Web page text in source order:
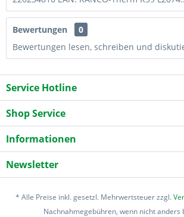
Bewertungen
0
Bewertungen lesen, schreiben und
Service Hotline
Shop Service
Informationen
Newsletter
* Alle Preise inkl. gesetzl. Mehrwertsteuer zzgl.
Nachnahmegebühren, wenn nicht anders